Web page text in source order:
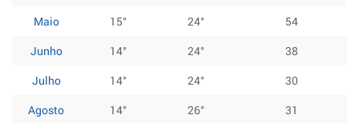
Maio
15° 24°
54
Junho
14° 24°
38
Julho
14° 24°
30
Agosto
14° 26°
31